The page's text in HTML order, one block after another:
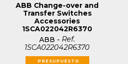
ABB Change-over and
Transfer Switches
Accessories
1SCA022042R6370
ABB - Ref.
1SCA022042R6370
PRESUPUESTO